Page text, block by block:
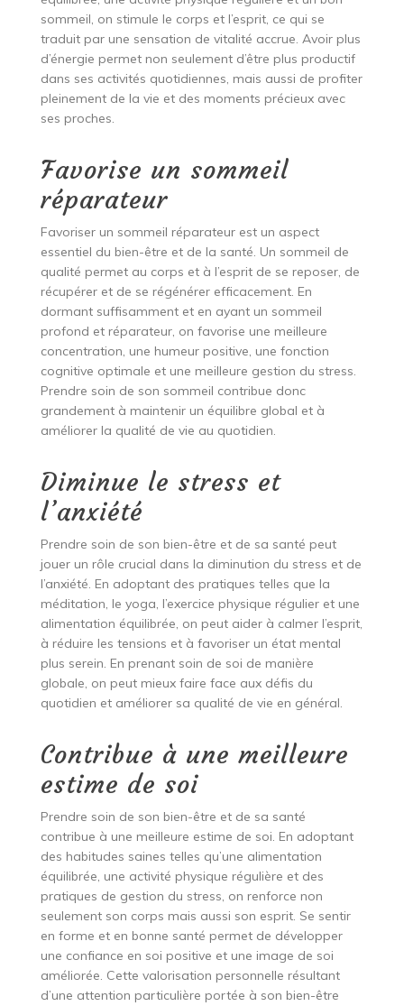
sommeil, on stimule le corps et l’esprit, ce qui se
traduit par une sensation de vitalité accrue. Avoir plus
d’énergie permet non seulement d’être plus productif
dans ses activités quotidiennes, mais aussi de profiter
pleinement de la vie et des moments précieux avec
ses proches.
Favorise un sommeil
réparateur
Favoriser un sommeil réparateur est un aspect
essentiel du bien-être et de la santé. Un sommeil de
qualité permet au corps et à l’esprit de se reposer, de
récupérer et de se régénérer efficacement. En
dormant suffisamment et en ayant un sommeil
profond et réparateur, on favorise une meilleure
concentration, une humeur positive, une fonction
cognitive optimale et une meilleure gestion du stress.
Prendre soin de son sommeil contribue donc
grandement à maintenir un équilibre global et à
améliorer la qualité de vie au quotidien.
Diminue le stress et
l’anxiété
Prendre soin de son bien-être et de sa santé peut
jouer un rôle crucial dans la diminution du stress et de
l’anxiété. En adoptant des pratiques telles que la
méditation, le yoga, l’exercice physique régulier et une
alimentation équilibrée, on peut aider à calmer l’esprit,
à réduire les tensions et à favoriser un état mental
plus serein. En prenant soin de soi de manière
globale, on peut mieux faire face aux défis du
quotidien et améliorer sa qualité de vie en général.
Contribue à une meilleure
estime de soi
Prendre soin de son bien-être et de sa santé
contribue à une meilleure estime de soi. En adoptant
des habitudes saines telles qu’une alimentation
équilibrée, une activité physique régulière et des
pratiques de gestion du stress, on renforce non
seulement son corps mais aussi son esprit. Se sentir
en forme et en bonne santé permet de développer
une confiance en soi positive et une image de soi
améliorée. Cette valorisation personnelle résultant
d’une attention particulière portée à son bien-être